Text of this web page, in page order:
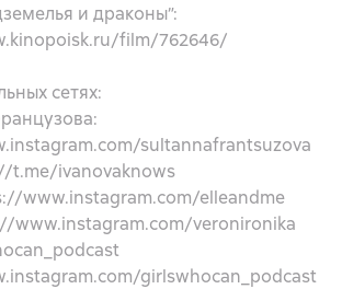
и драконы”:
film/762646/
сетях:
sultannafrantsuzova
t.me/ivanovaknows
www.instagram.com/elleandme
www.instagram.com/veronironika
girlswhocan_podcast